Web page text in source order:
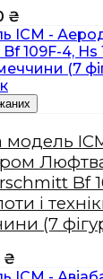
₴
модель
Bf
і
(7
₴